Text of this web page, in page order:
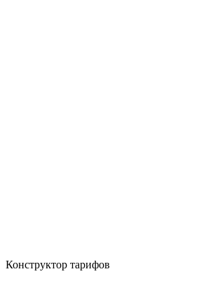
Конструктор тарифов